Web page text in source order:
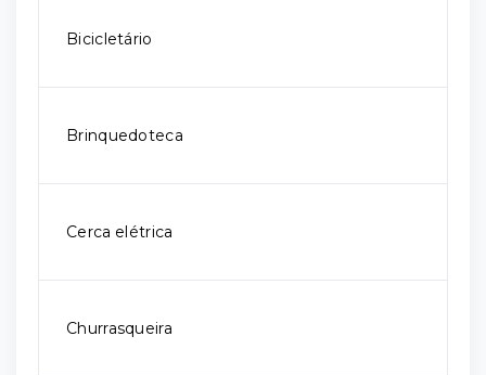
Bicicletário
Brinquedoteca
Cerca elétrica
Churrasqueira